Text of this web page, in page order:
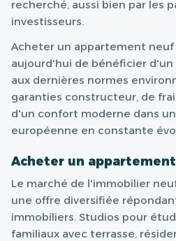
recherché, aussi bien par les
investisseurs.
Acheter un appartement
aujourd'hui de bénéficier
aux dernières normes
garanties constructeur, de
d'un confort moderne dans
européenne en constante
Acheter un
Le marché de l'immobilier
une offre diversifiée
immobiliers. Studios pour
familiaux avec terrasse,